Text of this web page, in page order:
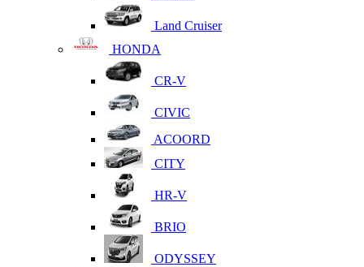
Land Cruiser
HONDA
CR-V
CIVIC
ACOORD
CITY
HR-V
BRIO
ODYSSEY